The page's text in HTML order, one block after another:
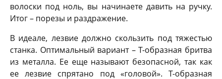
волоски под ноль, вы начинаете давить на ручку.
Итог – порезы и раздражение.
В идеале, лезвие должно скользить под тяжестью
станка. Оптимальный вариант – Т-образная бритва
из металла. Ее еще называют безопасной, так как
ее лезвие спрятано под «головой». Т-образная